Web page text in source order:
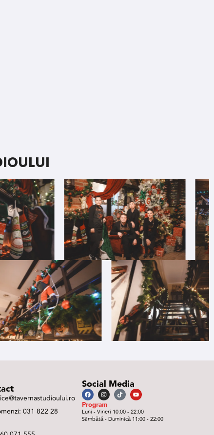
031 822 28
Social Media
Program
Luni - Vineri 10:00 - 22:00
Sâmbătă - Duminică 11:00 - 22:00